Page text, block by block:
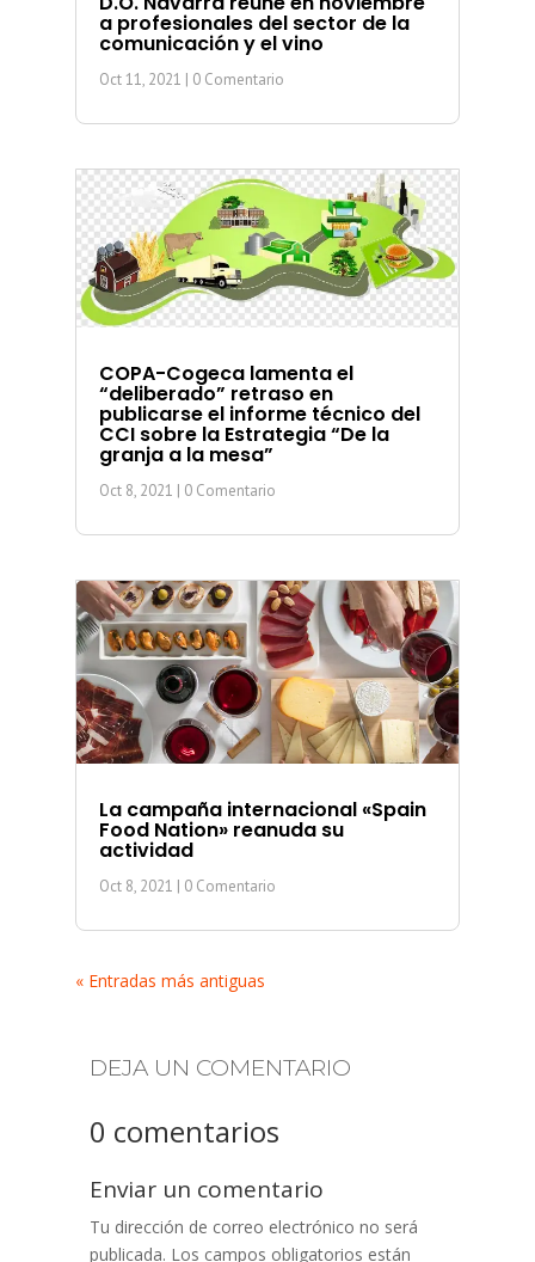
a profesionales del sector de la
comunicación y el vino
Oct 11, 2021 | 0 Comentario
COPA-Cogeca lamenta el
“deliberado” retraso en
publicarse el informe técnico del
CCI sobre la Estrategia “De la
granja a la mesa”
Oct 8, 2021 | 0 Comentario
La campaña internacional «Spain
Food Nation» reanuda su
actividad
Oct 8, 2021 | 0 Comentario
« Entradas más antiguas
DEJA UN COMENTARIO
0 comentarios
Enviar un comentario
Tu dirección de correo electrónico no será
publicada. Los campos obligatorios están